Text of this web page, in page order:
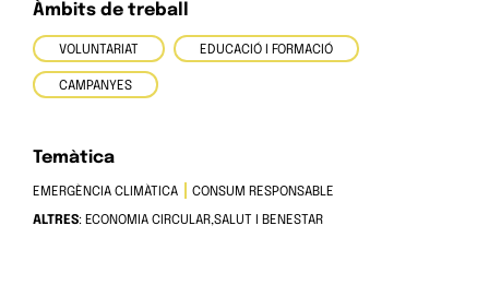
Àmbits de treball
VOLUNTARIAT EDUCACIÓ I FORMACIÓ
CAMPANYES
Temàtica
EMERGÈNCIA CLIMÀTICA CONSUM RESPONSABLE
ALTRES: ECONOMIA CIRCULAR,SALUT I BENESTAR